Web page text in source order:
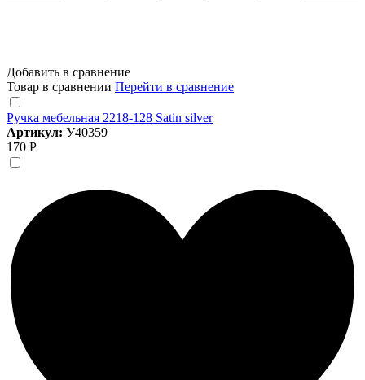
Добавить в сравнение
Товар в сравнении Перейти в сравнение
Ручка мебельная 2218-128 Satin silver
Артикул: У40359
170 Р